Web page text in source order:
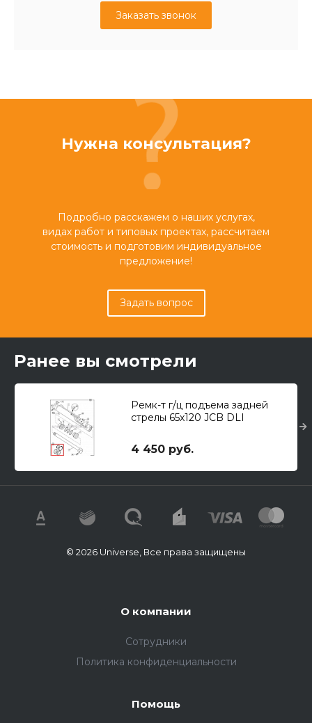
Заказать звонок
Нужна консультация?
Подробно расскажем о наших услугах,
видах работ и типовых проектах, рассчитаем
стоимость и подготовим индивидуальное
предложение!
Задать вопрос
Ранее вы смотрели
Ремк-т г/ц подъема задней
стрелы 65х120 JCB DLI
4 450 руб.
© 2026 Universe, Все права защищены
О компании
Сотрудники
Политика конфиденциальности
Помощь